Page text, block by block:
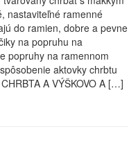
nastaviteľné ramenné
do ramien, dobre a pevne
na popruhu na
popruhy na ramennom
aktovky chrbtu
A VÝŠKOVO A […]